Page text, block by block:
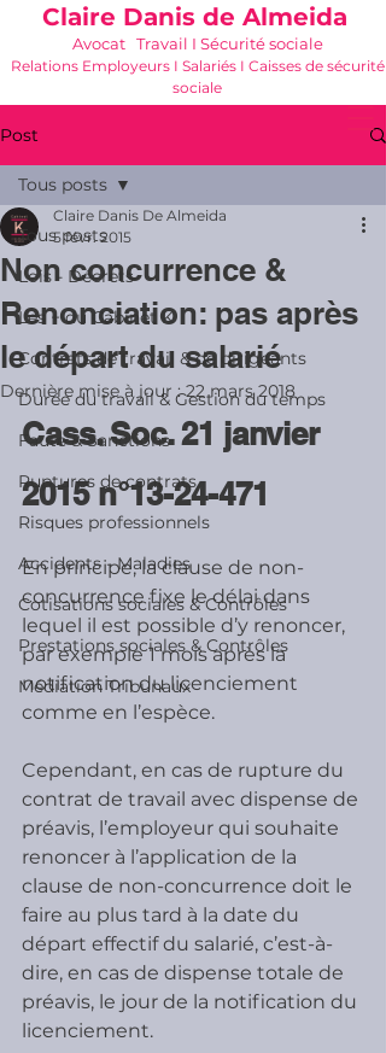
Claire Danis de Almeida
Avocat Travail I Sécurité sociale
Relations Employeurs I Salariés I Caisses de sécurité
sociale
Post
Tous posts
Lois - Décrets
Les + du Cabinet K
Contrats de travail & de dirigeants
Durée du travail & Gestion du temps
Faute & Sanctions
Ruptures de contrats
Risques professionnels
Accidents - Maladies
Cotisations sociales & Contrôles
Prestations sociales & Contrôles
Médiation Tribunaux
Tous posts
Non concurrence &
Renonciation: pas après
le départ du salarié
Claire Danis De Almeida
5 févr. 2015
Dernière mise à jour :22 mars 2018
Cass. Soc. 21 janvier
2015 n°13-24-471
En principe, la clause de non-
concurrence fixe le délai dans
lequel il est possible d’y renoncer,
par exemple 1 mois après la
notification du licenciement
comme en l’espèce.
Cependant, en cas de rupture du
contrat de travail avec dispense de
préavis, l’employeur qui souhaite
renoncer à l’application de la
clause de non-concurrence doit le
faire au plus tard à la date du
départ effectif du salarié, c’est-à-
dire, en cas de dispense totale de
préavis, le jour de la notification du
licenciement.